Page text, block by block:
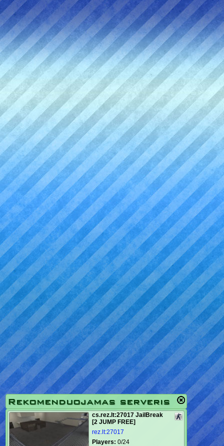
Rekomenduojamas serveris